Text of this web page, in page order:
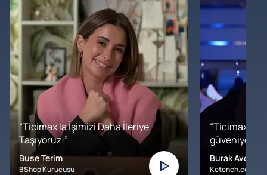
“Ticimax'la İşimizi Daha İleriye
Taşıyoruz!”
Buse Terim
BShop Kurucusu
“Ticimax'a
Burak Avcılar
Ketench.com –